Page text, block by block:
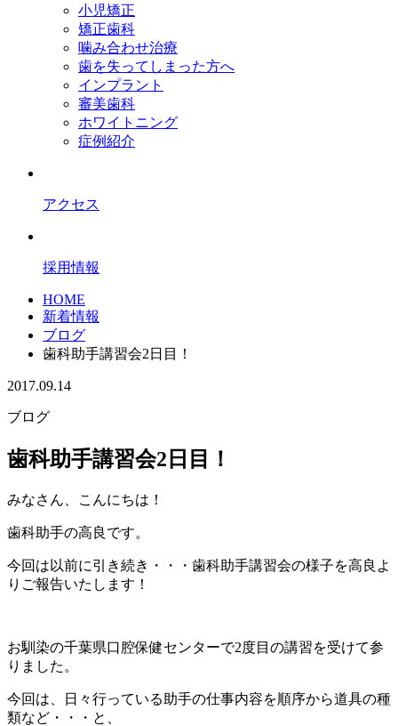
小児矯正
矯正歯科
噛み合わせ治療
歯を失ってしまった方へ
インプラント
審美歯科
ホワイトニング
症例紹介
アクセス
採用情報
HOME
新着情報
ブログ
歯科助手講習会2日目！
2017.09.14
ブログ
歯科助手講習会2日目！
みなさん、こんにちは！
歯科助手の高良です。
今回は以前に引き続き・・・歯科助手講習会の様子を高良よ
りご報告いたします！
お馴染の千葉県口腔保健センターで2度目の講習を受けて参
りました。
今回は、日々行っている助手の仕事内容を順序から道具の種
類など・・・と、